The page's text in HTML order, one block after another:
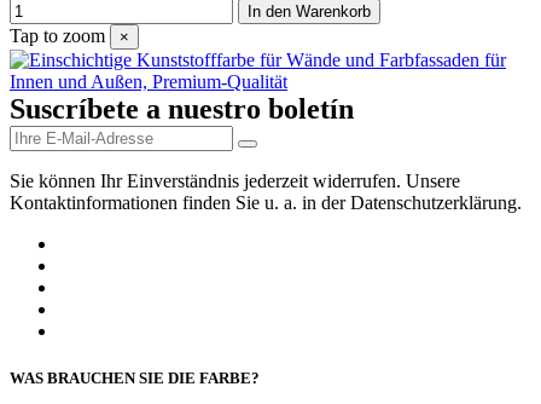
In den Warenkorb
Tap to zoom ×
Suscríbete a nuestro boletín
Sie können Ihr Einverständnis jederzeit widerrufen. Unsere
Kontaktinformationen finden Sie u. a. in der Datenschutzerklärung.
WAS BRAUCHEN SIE DIE FARBE?